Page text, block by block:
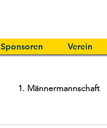
Sponsoren Verein
1. Männermannschaft